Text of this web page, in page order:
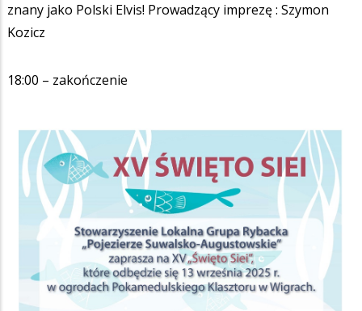
znany jako Polski Elvis! Prowadzący imprezę : Szymon
Kozicz
18:00 – zakończenie